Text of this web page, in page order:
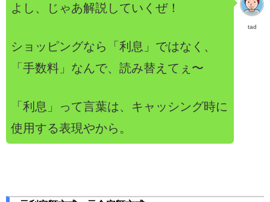
tad
よし、じゃあ解説していくぜ！
ショッピングなら「利息」ではなく、
「手数料」なんで、読み替えてぇ〜
「利息」って言葉は、キャッシング時に
使用する表現やから。